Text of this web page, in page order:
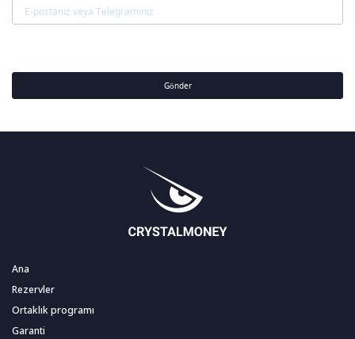
Gönder
Ana
Rezervler
Ortaklık programı
Garanti